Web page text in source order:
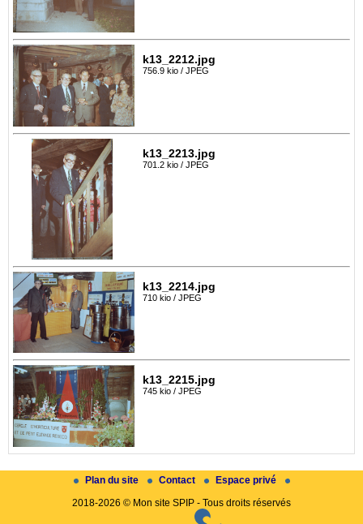
k13_2212.jpg
756.9 kio / JPEG
k13_2213.jpg
701.2 kio / JPEG
k13_2214.jpg
710 kio / JPEG
k13_2215.jpg
745 kio / JPEG
Plan du site Contact
Espace privé
2018-2026 © Mon site SPIP - Tous droits réservés